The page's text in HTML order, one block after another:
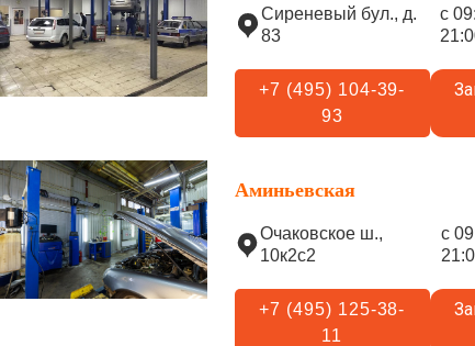
Сиреневый бул., д.
83
с
+7 (495) 104-39-
93
Аминьевская
Очаковское ш.,
10к2с2
с
+7 (495) 125-38-
11